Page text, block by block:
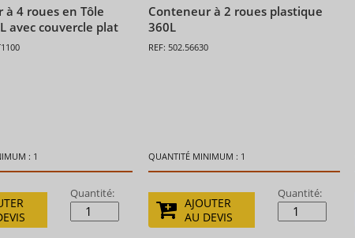
à 4 roues en Tôle
avec couvercle plat
: 1
Quantité:
Conteneur à 2 roues plastique
360L
REF: 502.56630
QUANTITÉ MINIMUM : 1
Quantité:
AJOUTER
AU DEVIS